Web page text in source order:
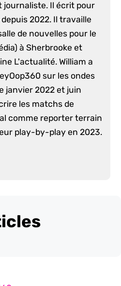
journaliste. Il écrit pour
2022. Il travaille
de nouvelles pour le
à Sherbrooke et
L'actualité. William a
sur les ondes
janvier 2022 et juin
les matchs de
comme reporter terrain
play-by-play en 2023.